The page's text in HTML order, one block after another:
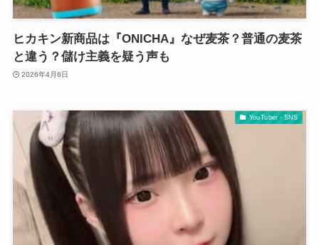
ヒカキン新商品は『ONICHA』なぜ麦茶？普通の麦茶
と違う？儲け主義を疑う声も
2026年4月6日
YouTuber・SNS